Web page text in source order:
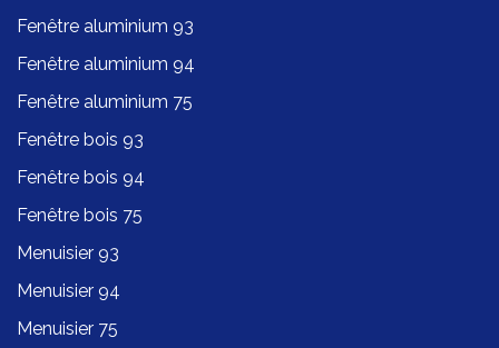
Fenêtre aluminium 93
Fenêtre aluminium 94
Fenêtre aluminium 75
Fenêtre bois 93
Fenêtre bois 94
Fenêtre bois 75
Menuisier 93
Menuisier 94
Menuisier 75